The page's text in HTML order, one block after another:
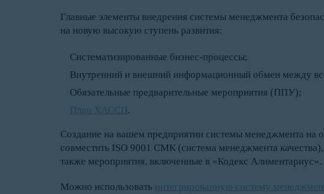
Главные элементы внедрения системы менеджмента
на новую высокую ступень развития:
Систематизированные бизнес-процессы;
Внутренний и внешний информационный обмен между
Обязательные предварительные мероприятия (ППУ);
План ХАССП.
Создание на вашем предприятии системы менеджмента на
совместить ISO 9001 СМК (система менеджмента
также мероприятия, включенные в «Кодекс Алиментариус».
Можно использовать интегрированную систему